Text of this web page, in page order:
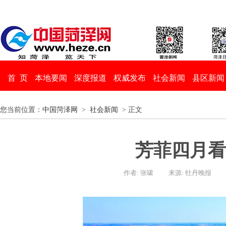
首 页 本地要闻 深度报道 权威发布 社会新闻 县区新闻
您当前位置： 中国菏泽网 > 社会新闻 > 正文
芳菲四月
作者: 张啸 来源: 牡丹晚报